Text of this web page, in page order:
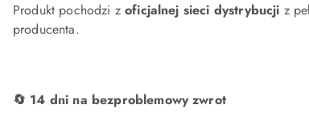
Produkt pochodzi zoficjalnej sieci dystrybucji z
producenta.
🔄 14 dni na bezproblemowy zwrot